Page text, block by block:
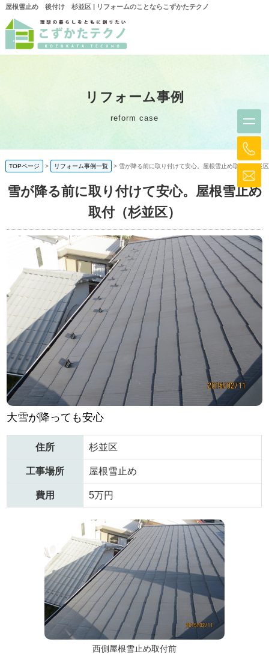
屋根雪止め 後付け 杉並区 | リフォームのことならこずかたテクノ
リフォーム事例
reform case
TOPページ リフォーム事例一覧 雪が降る前に取り付けて安心。屋根雪止め取付（杉並
雪が降る前に取り付けて安心。屋根雪止め
取付（杉並区）
大雪が降っても安心
住所 杉並区
工事場所 屋根雪止め
費用 5万円
西側屋根雪止め取付前